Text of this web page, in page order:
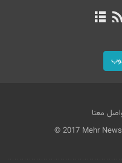
معنا
© 2017 Mehr